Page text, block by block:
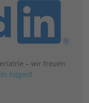
– wir freuen
folgen!